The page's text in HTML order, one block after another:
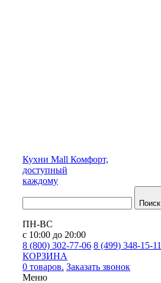
Кухни Mall Комфорт,
доступный
каждому
Поиск
ПН-ВС
с 10:00 до 20:00
8 (800) 302-77-06 8 (499) 348-15-11
КОРЗИНА
0 товаров. Заказать звонок
Меню